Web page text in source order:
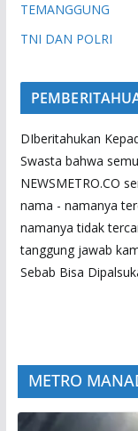
TEMANGGUNG
TNI DAN POLRI
DIberitahukan
Swasta bahwa
NEWSMETRO.CO
nama - namanya
namanya tidak
tanggung jawab
Sebab Bisa
METRO